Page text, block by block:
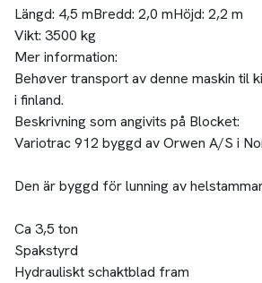
Längd: 4,5 mBredd: 2,0 mHöjd: 2,2 m
Vikt: 3500 kg
Mer information:
Behøver transport av denne maskin til
i finland.
Beskrivning som angivits på Blocket:
Variotrac 912 byggd av Orwen A/S i
Den är byggd för lunning av
Ca 3,5 ton
Spakstyrd
Hydrauliskt schaktblad fram